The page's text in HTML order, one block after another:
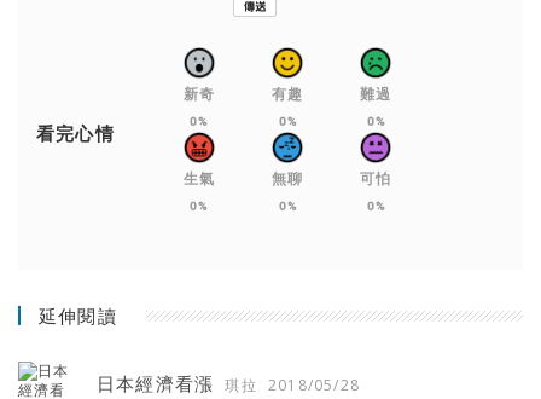
看完心情
新奇
0%
有趣
0%
難過
0%
生氣
0%
無聊
0%
可怕
0%
延伸閱讀
日本經濟看漲 琪拉 2018/05/28